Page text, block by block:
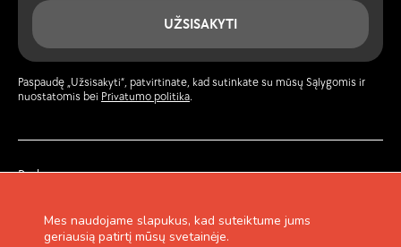
UŽSISAKYTI
Paspaudę „Užsisakyti“, patvirtinate, kad sutinkate su mūsų Sąlygomis ir
nuostatomis bei Privatumo politika.
Paskyra
Garantija ir grąžinimas
Pirkimo taisyklės
Mes naudojame slapukus, kad suteiktume jums
geriausią patirtį mūsų svetainėje.